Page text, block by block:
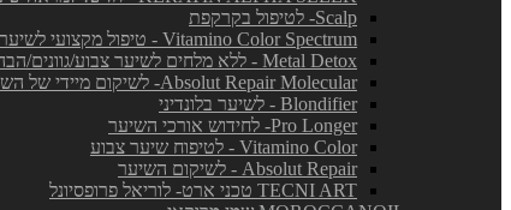
Scalp- לטיפול בקרקפת
Vitamino Color Spectrum - טיפול מקצועי לשיער צבוע
Metal Detox - ללא מלחים לשיער צבוע/גוונים/הבהרה
Absolut Repair Molecular- לשיקום מיידי של השיער
Blondifier - לשיער בלונדיני
Pro Longer- לחידוש אורכי השיער
Vitamino Color - לטיפוח שיער צבוע
Absolut Repair - לשיקום השיער
TECNI ART טכני ארט- לוריאל פרופסיונל